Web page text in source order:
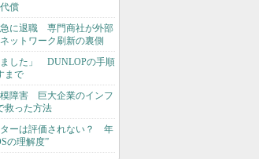
償
急に退職 専門商社が外部
ットワーク刷新の裏側
ました」 DUNLOPの手順
まで
障害 巨大企業のインフ
救った方法
ーは評価されない？ 年
の理解度”